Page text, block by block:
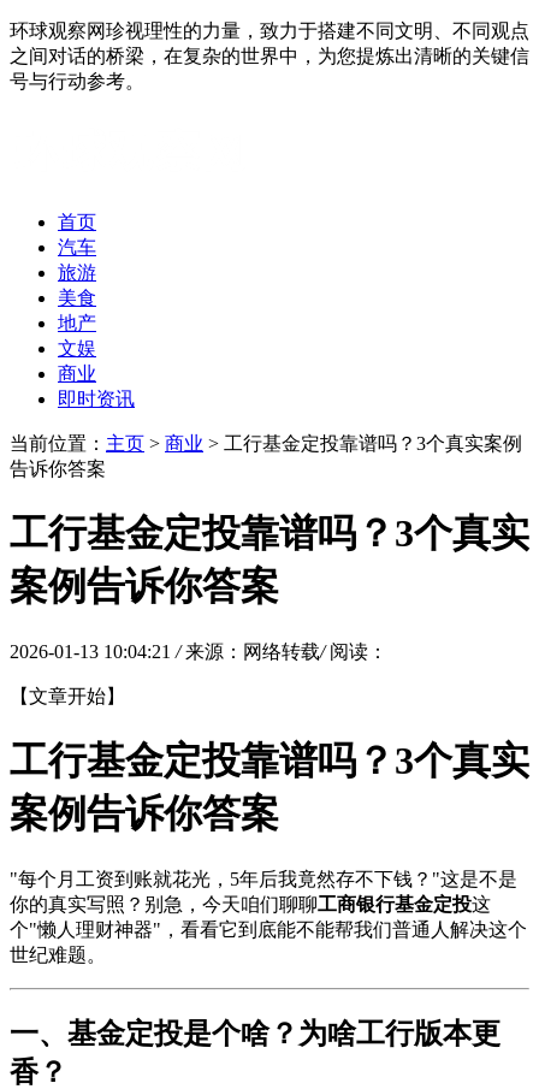
环球观察网珍视理性的力量，致力于搭建不同文明、不同观点
之间对话的桥梁，在复杂的世界中，为您提炼出清晰的关键信
号与行动参考。
首页
汽车
旅游
美食
地产
文娱
商业
即时资讯
当前位置： 主页 > 商业 > 工行基金定投靠谱吗？3个真实案例
告诉你答案
工行基金定投靠谱吗？3个真实
案例告诉你答案
2026-01-13 10:04:21 / 来源：网络转载/ 阅读：
【文章开始】
工行基金定投靠谱吗？3个真实
案例告诉你答案
"每个月工资到账就花光，5年后我竟然存不下钱？"这是不是
你的真实写照？别急，今天咱们聊聊工商银行基金定投这
个"懒人理财神器"，看看它到底能不能帮我们普通人解决这个
世纪难题。
一、基金定投是个啥？为啥工行版本更
香？